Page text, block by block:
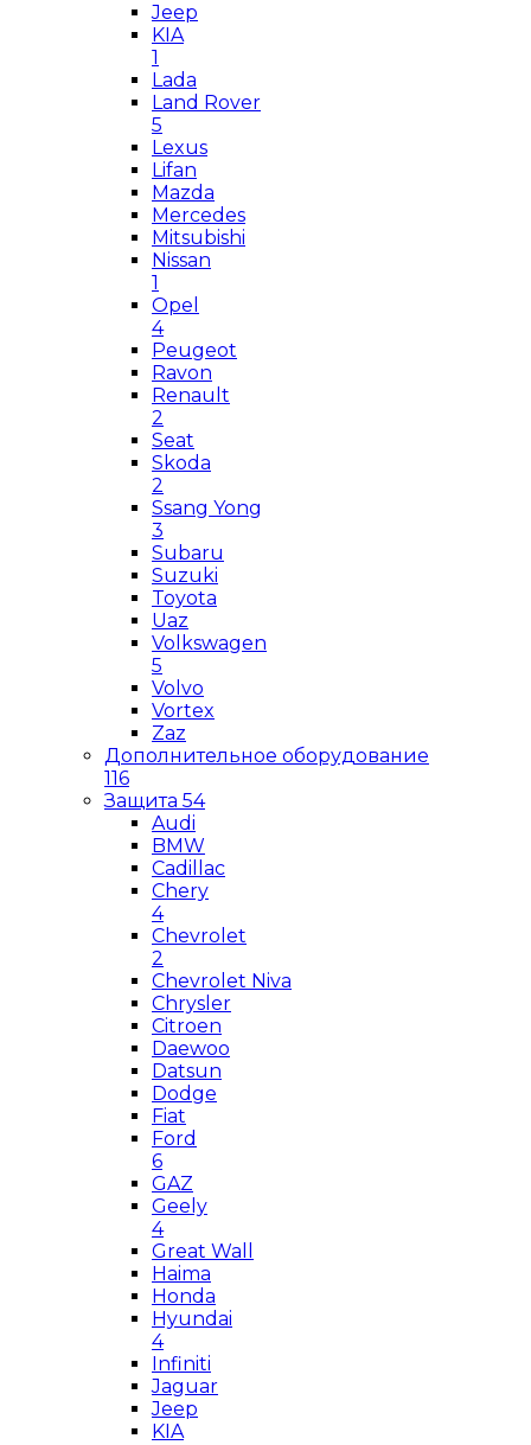
Jeep
KIA
1
Lada
Land Rover
5
Lexus
Lifan
Mazda
Mercedes
Mitsubishi
Nissan
1
Opel
4
Peugeot
Ravon
Renault
2
Seat
Skoda
2
Ssang Yong
3
Subaru
Suzuki
Toyota
Uaz
Volkswagen
5
Volvo
Vortex
Zaz
Дополнительное оборудование
116
Защита 54
Audi
BMW
Cadillac
Chery
4
Chevrolet
2
Chevrolet Niva
Chrysler
Citroen
Daewoo
Datsun
Dodge
Fiat
Ford
6
GAZ
Geely
4
Great Wall
Haima
Honda
Hyundai
4
Infiniti
Jaguar
Jeep
KIA